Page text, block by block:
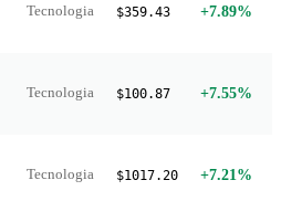
Tecnologia $359.43 +7.89%
Tecnologia $100.87 +7.55%
Tecnologia $1017.20 +7.21%